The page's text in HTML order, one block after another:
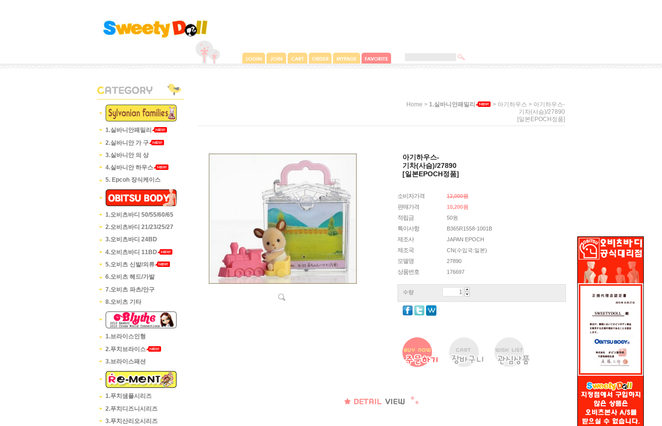
1.실바니안패밀리
2.실바니안 가 구
3.실바니안 의 상
4.실바니안 하우스
5. Epcoh 장식케이스
1.오비츠바디 50/55/60/65
2.오비츠바디 21/23/25/27
3.오비츠바디 24BD
4.오비츠바디 11BD
5.오비츠 신발/의류
6.오비츠 헤드/가발
7.오비츠 파츠/안구
8.오비츠 기타
1.브라이스인형
2.푸치브라이스
3.브라이스패션
1.푸치샘플시리즈
2.푸치디즈니시리즈
3.푸치산리오시리즈
Home > 1.실바니안패밀리 > 아기하우스 > 아기하우스-
기차(사슴)/27890
[일본EPOCH정품]
아기하우스-
기차(사슴)/27890
[일본EPOCH정품]
소비자가격 12,000원
판매가격 10,200원
적립금 50원
특이사항 B365R1558-1001B
제조사 JAPAN EPOCH
제조국 CN(수입국:일본)
모델명 27890
상품번호 176697
수량